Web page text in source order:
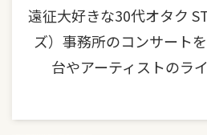
遠征大好きな30代オタク
ズ）事務所のコンサート
台やアーティストのラ